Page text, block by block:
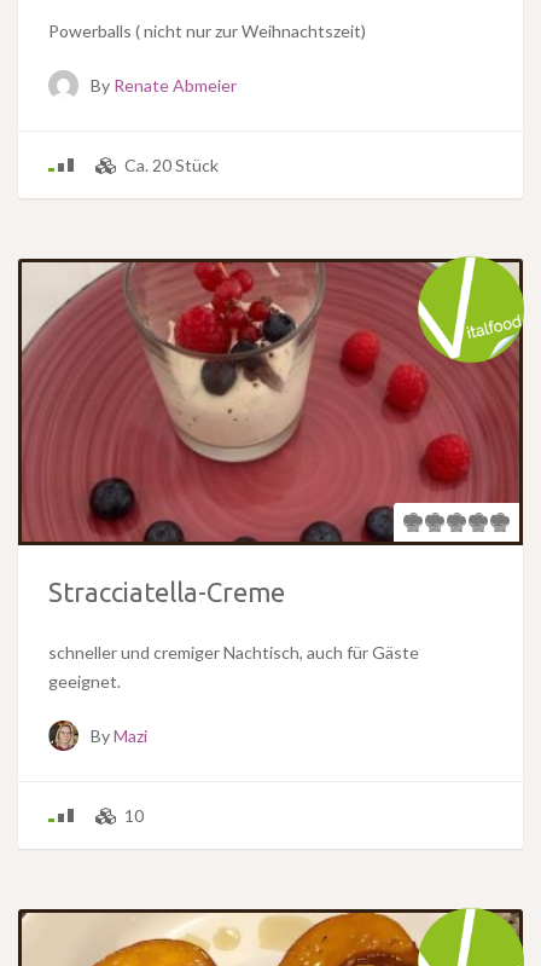
Powerballs ( nicht nur zur Weihnachtszeit)
By Renate Abmeier
Ca. 20 Stück
Stracciatella-Creme
schneller und cremiger Nachtisch, auch für Gäste
geeignet.
ByMazi
10